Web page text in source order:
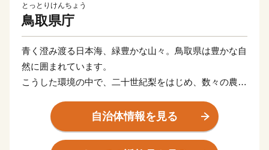
とっとりけんちょう
鳥取県庁
青く澄み渡る日本海、緑豊かな山々。鳥取県は豊かな自
然に囲まれています。
こうした環境の中で、二十世紀梨をはじめ、数々の農産
自然との共生が、氷温技術など独自の新技術を生み、付
加価値の高い産業を支えています。
そして文化の香り高い風土の中で、新しい時代を担う人
自治体情報を見る